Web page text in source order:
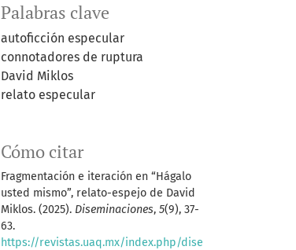
Palabras clave
autoficción especular
connotadores de ruptura
David Miklos
relato especular
Cómo citar
Fragmentación e iteración en “Hágalo
usted mismo”, relato-espejo de David
Miklos. (2025). Diseminaciones, 5(9), 37-
63.
https://revistas.uaq.mx/index.php/dise